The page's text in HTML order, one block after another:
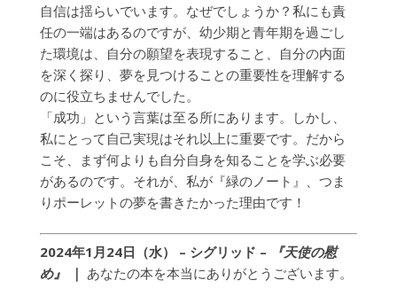
自信は揺らいでいます。なぜでしょうか？私にも責
任の一端はあるのですが、幼少期と青年期を過ごし
た環境は、自分の願望を表現すること、自分の内面
を深く探り、夢を見つけることの重要性を理解する
のに役立ちませんでした。
「成功」という言葉は至る所にあります。しかし、
私にとって自己実現はそれ以上に重要です。だから
こそ、まず何よりも自分自身を知ることを学ぶ必要
があるのです。それが、私が『緑のノート』、つま
りポーレットの夢を書きたかった理由です！
2024年1月24日（水） – シグリッド –
『天使の慰
め』
｜ あなたの本を本当にありがとうございます。